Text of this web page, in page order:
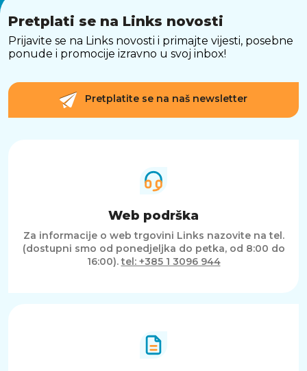
Pretplati se na Links novosti
Prijavite se na Links novosti i primajte vijesti, posebne
ponude i promocije izravno u svoj inbox!
Pretplatite se na naš newsletter
Web podrška
Za informacije o web trgovini Links nazovite na tel.
(dostupni smo od ponedjeljka do petka, od 8:00 do
16:00).tel: +385 1 3096 944